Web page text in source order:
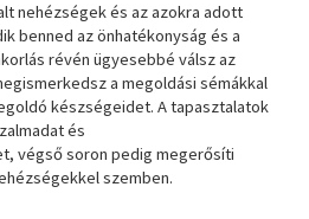
nehézségek és az azokra adott
benned az önhatékonyság és a
révén ügyesebbé válsz az
a megoldási sémákkal
készségeidet. A tapasztalatok
és
végső soron pedig megerősíti
szemben.